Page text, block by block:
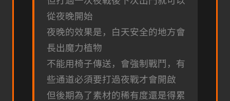
從夜晚開始
夜晚的效果是，白天安全的地方會
長出魔力植物
不能用椅子傳送，會強制戰鬥，有
些通道必須要打過夜戰才會開啟
但後期為了素材的稀有度還是得累